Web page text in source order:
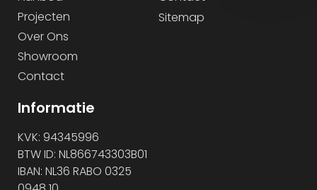
Projecten
Over Ons
Showroom
Contact
Sitemap
Informatie
KVK: 94345996
BTW ID: NL866743303B01
IBAN: NL36 RABO 0325